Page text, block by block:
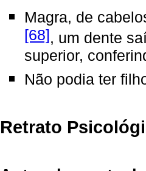
Magra, de
[68] , um dente
superior,
Não podia ter
Retrato